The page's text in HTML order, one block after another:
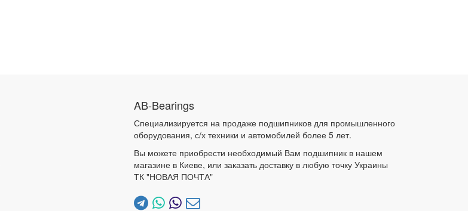
AB-Bearings
Специализируется на продаже подшипников для промышленного
оборудования, с/х техники и автомобилей более 5 лет.
Вы можете приобрести необходимый Вам подшипник в нашем
магазине в Киеве, или заказать доставку в любую точку Украины
ТК "НОВАЯ ПОЧТА"